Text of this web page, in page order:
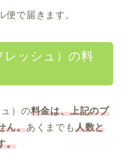
便で届きます。
レッシュ）の料
）の料金は、上記のプ
ん。あくまでも人数と
。